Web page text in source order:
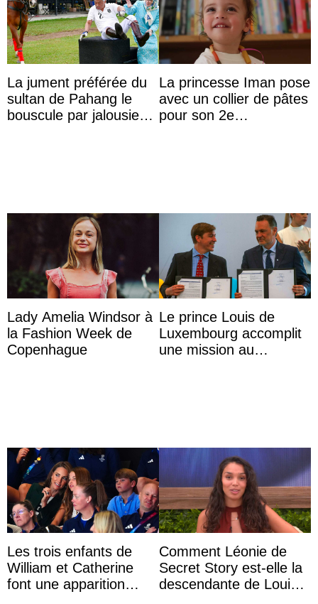
La jument préférée du
sultan de Pahang le
bouscule par jalousie
La princesse Iman pose
avec un collier de pâtes
pour son 2e
Lady Amelia Windsor à
la Fashion Week de
Copenhague
Le prince Louis de
Luxembourg accomplit
une mission au
Les trois enfants de
William et Catherine
font une apparition
Comment Léonie de
Secret Story est-elle la
descendante de Louis